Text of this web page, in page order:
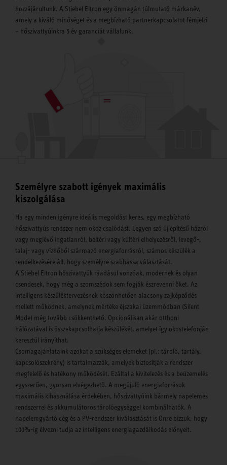
hozzájárultunk. A Stiebel Eltron egy önmagán túlmutató márkanév,
amely a kiváló minőséget és a megbízható partnerkapcsolatot fémjelzi
– hőszivattyúinkra 5 év garanciát vállalunk.
Személyre szabott igények maximális
kiszolgálása
Ha egy minden igényre ideális megoldást keres, egy megbízható
hőszivattyús rendszer nem okoz csalódást. Legyen szó új építésű házról
vagy meglévő ingatlanról, beltéri vagy kültéri elhelyezésről, levegő-,
talaj- vagy vízhőből származó energiaforrásról, számos készülék a
rendelkezésére áll, hogy személyre szabhassa választását.
A Stiebel Eltron hőszivattyúk ráadásul vonzóak, modernek és olyan
csendesek, hogy még a szomszédok sem fogják észrevenni őket. Az
intelligens készüléktervezésnek köszönhetően alacsony zajképződés
mellett működnek, amelynek mértéke éjszakai üzemmódban (Silent
Mode) még tovább csökkenthető. Opcionálisan akár otthoni
hálózatával is összekapcsolhatja készülékét, amelyet így okostelefonján
keresztül irányíthat.
Csomagajánlataink azokat a szükséges elemeket (pl.: tároló, tartály,
kapcsolószekrény) is tartalmazzák, amelyek biztosítják a rendszer
megfelelő és hatékony működését. Ezáltal a kivitelezés és a beüzemelés
egyszerűen, gyorsan elvégezhető. A megújuló energiaforrások
maximális kihasználása érdekében, hőszivattyúink bármely napelemes
rendszerrel és akkumulátoros tárolóegységgel kombinálhatók. A
napelemgyártó cég és a PV-rendszer kiválasztását is Önre bízzuk, hogy
100%-ig élvezni tudja az intelligens energiagazdálkodás előnyeit.